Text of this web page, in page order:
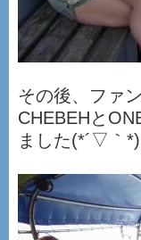
その後、ファ
CHEBEHと
ました(*´▽｀